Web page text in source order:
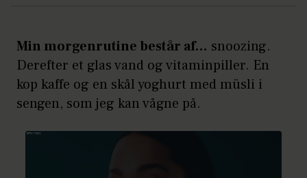
Min morgenrutine består af… snoozing.
Derefter et glas vand og vitaminpiller. En
kop kaffe og en skål yoghurt med müsli i
sengen, som jeg kan vågne på.